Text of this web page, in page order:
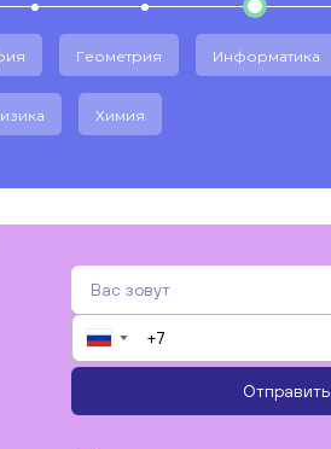
Геометрия Информатика
Химия
▼
Отправить